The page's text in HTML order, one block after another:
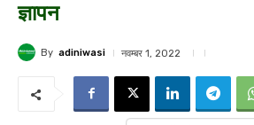
ज्ञापन
By adiniwasi नवम्बर 1, 2022